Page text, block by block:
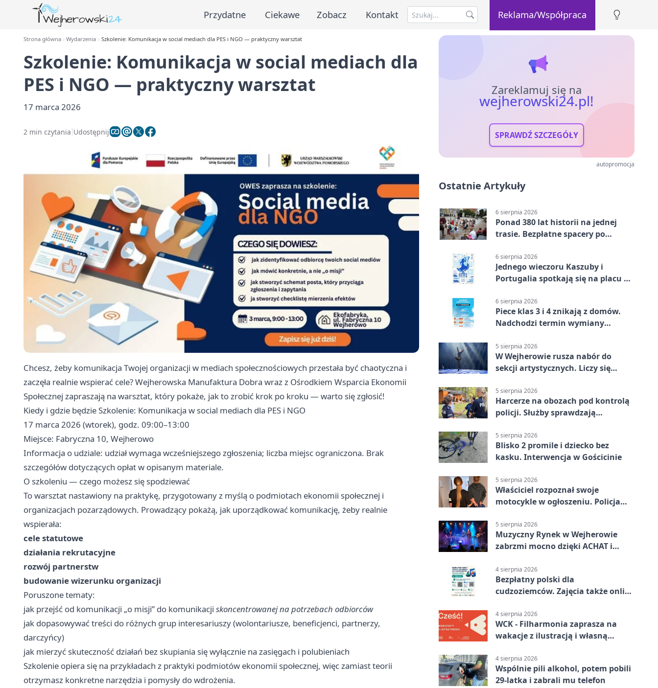
Przydatne Ciekawe Zobacz Kontakt Reklama/Współpraca
Strona główna Wydarzenia Szkolenie: Komunikacja w social mediach dla PES i NGO — praktyczny warsztat
Szkolenie: Komunikacja w social mediach dla
PES i NGO — praktyczny warsztat
17 marca 2026
2 min czytania Udostępnij
Chcesz, żeby komunikacja Twojej organizacji w mediach społecznościowych przestała być chaotyczna i
zaczęła realnie wspierać cele? Wejherowska Manufaktura Dobra wraz z Ośrodkiem Wsparcia Ekonomii
Społecznej zapraszają na warsztat, który pokaże, jak to zrobić krok po kroku — warto się zgłosić!
Kiedy i gdzie będzie Szkolenie: Komunikacja w social mediach dla PES i NGO
17 marca 2026 (wtorek), godz. 09:00–13:00
Miejsce: Fabryczna 10, Wejherowo
Informacja o udziale: udział wymaga wcześniejszego zgłoszenia; liczba miejsc ograniczona. Brak
szczegółów dotyczących opłat w opisanym materiale.
O szkoleniu — czego możesz się spodziewać
To warsztat nastawiony na praktykę, przygotowany z myślą o podmiotach ekonomii społecznej i
organizacjach pozarządowych. Prowadzący pokażą, jak uporządkować komunikację, żeby realnie
wspierała:
cele statutowe
działania rekrutacyjne
rozwój partnerstw
budowanie wizerunku organizacji
Poruszone tematy:
jak przejść od komunikacji „o misji” do komunikacji skoncentrowanej na potrzebach odbiorców
jak dopasowywać treści do różnych grup interesariuszy (wolontariusze, beneficjenci, partnerzy,
darczyńcy)
jak mierzyć skuteczność działań bez skupiania się wyłącznie na zasięgach i polubieniach
Szkolenie opiera się na przykładach z praktyki podmiotów ekonomii społecznej, więc zamiast teorii
otrzymasz konkretne narzędzia i pomysły do wdrożenia.
Zareklamuj się na
wejherowski24.pl!
SPRAWDŹ SZCZEGÓŁY
autopromocja
Ostatnie Artykuły
6 sierpnia 2026
Ponad 380 lat historii na jednej
trasie. Bezpłatne spacery po
6 sierpnia 2026
Jednego wieczoru Kaszuby i
Portugalia spotkają się na placu w
6 sierpnia 2026
Piece klas 3 i 4 znikają z domów.
Nadchodzi termin wymiany
5 sierpnia 2026
W Wejherowie rusza nabór do
sekcji artystycznych. Liczy się
5 sierpnia 2026
Harcerze na obozach pod kontrolą
policji. Służby sprawdzają
5 sierpnia 2026
Blisko 2 promile i dziecko bez
kasku. Interwencja w Gościcinie
5 sierpnia 2026
Właściciel rozpoznał swoje
motocykle w ogłoszeniu. Policja
5 sierpnia 2026
Muzyczny Rynek w Wejherowie
zabrzmi mocno dzięki ACHAT i
4 sierpnia 2026
Bezpłatny polski dla
cudzoziemców. Zajęcia także online
4 sierpnia 2026
WCK - Filharmonia zaprasza na
wakacje z ilustracją i własną
4 sierpnia 2026
Wspólnie pili alkohol, potem pobili
29-latka i zabrali mu telefon